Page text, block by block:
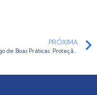
PRÓXIMA
Código de Boas Práticas: Proteção de Dados para Prestadores Privados de Serviços em Saúde